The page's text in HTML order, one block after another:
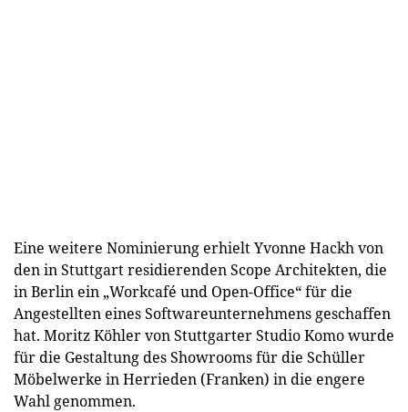
Eine weitere Nominierung erhielt Yvonne Hackh von
den in Stuttgart residierenden Scope Architekten, die
in Berlin ein „Workcafé und Open-Office“ für die
Angestellten eines Softwareunternehmens geschaffen
hat. Moritz Köhler von Stuttgarter Studio Komo wurde
für die Gestaltung des Showrooms für die Schüller
Möbelwerke in Herrieden (Franken) in die engere
Wahl genommen.